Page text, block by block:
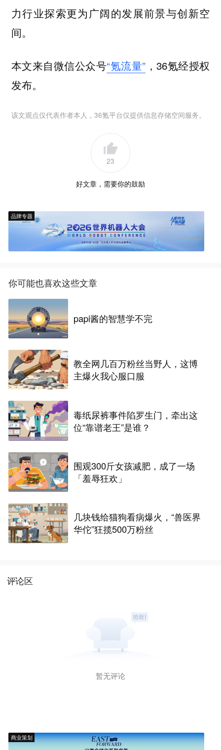
力行业探索更为广阔的发展前景与创新空
间。
本文来自微信公众号“氪流量” ，36氪经授权
发布。
该文观点仅代表作者本人，36氪平台仅提供信息存储空间服务。
23
好文章，需要你的鼓励
品牌专题
你可能也喜欢这些文章
papi酱的智慧学不完
教全网几百万粉丝当野人，这博
主爆火我心服口服
毒纸尿裤事件陷罗生门，牵出这
位“靠谱老王”是谁？
围观300斤女孩减肥，成了一场
「羞辱狂欢」
几块钱给猫狗看病爆火，“兽医界
华佗”狂揽500万粉丝
评论区
暂无评论
商业策划